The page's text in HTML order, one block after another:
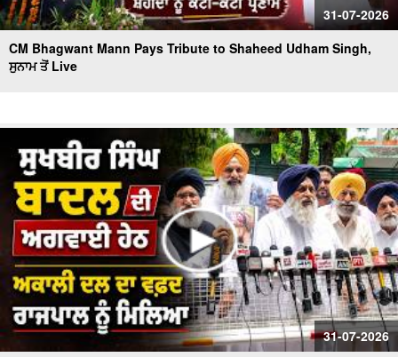
31-07-2026
CM Bhagwant Mann Pays Tribute to Shaheed Udham Singh,
ਸੁਨਾਮ ਤੋਂ Live
31-07-2026